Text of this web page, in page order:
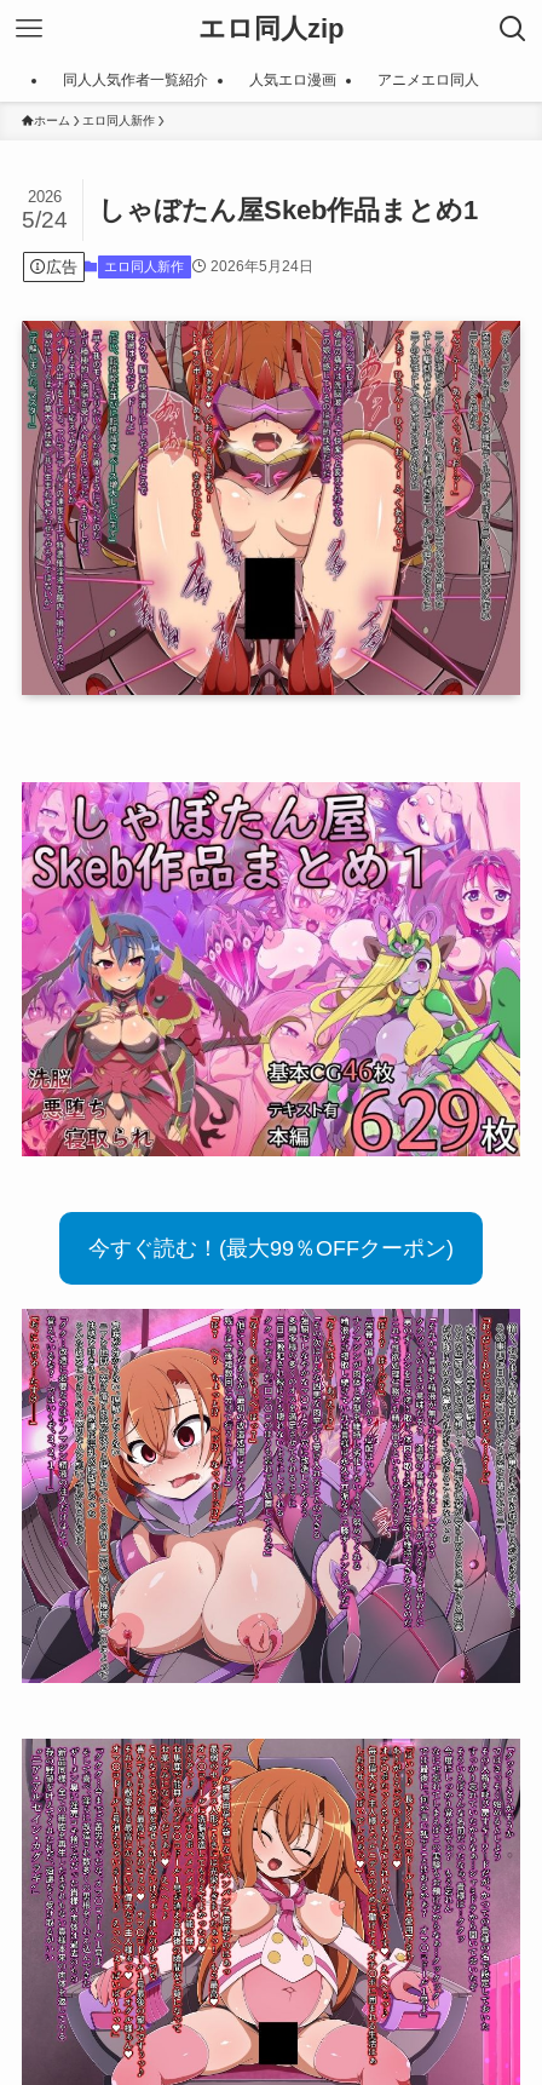
エロ同人zip
同人人気作者一覧紹介 人気エロ漫画 アニメエロ同人
ホーム エロ同人新作
しゃぼたん屋Skeb作品まとめ1
2026
5/24
広告 エロ同人新作 2026年5月24日
今すぐ読む！(最大99％OFFクーポン)